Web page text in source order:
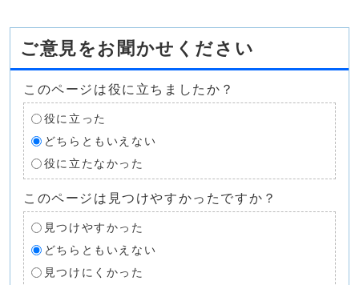
ご意見をお聞かせください
このページは役に立ちましたか？
役に立った
どちらともいえない
役に立たなかった
このページは見つけやすかったですか？
見つけやすかった
どちらともいえない
見つけにくかった